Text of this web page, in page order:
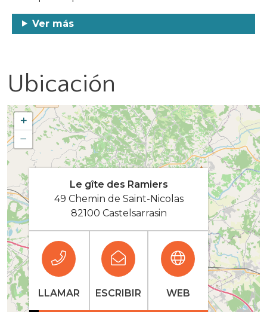
Ver más
Ubicación
+
−
Le gîte des Ramiers
49 Chemin de Saint-Nicolas
82100 Castelsarrasin
LLAMAR ESCRIBIR WEB